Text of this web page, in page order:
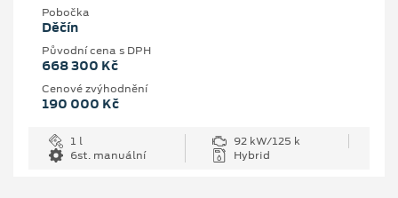
Pobočka
Děčín
Původní cena s DPH
668 300 Kč
Cenové zvýhodnění
190 000 Kč
1 l
92 kW/125 k
6st. manuální
Hybrid